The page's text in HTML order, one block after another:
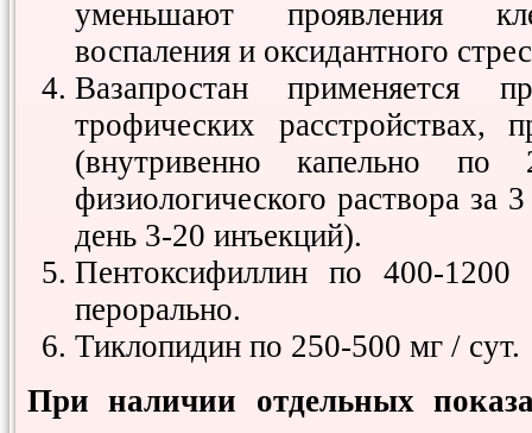
уменьшают проявления
воспаления и оксидантного
Вазапростан применяется
трофических
(внутривенно капельно
физиологического раствора за
день 3-20 инъекций).
Пентоксифиллин по 400-
перорально.
Тиклопидин по 250-500 мг / сут.
При наличии отдельных